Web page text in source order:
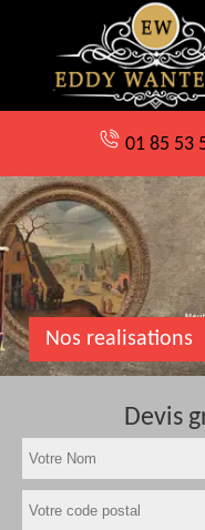
01 85 53
Nos realisations
Devis